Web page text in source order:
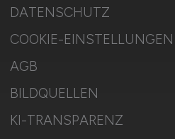
DATENSCHUTZ
COOKIE-EINSTELLUNGEN
AGB
BILDQUELLEN
KI-TRANSPARENZ